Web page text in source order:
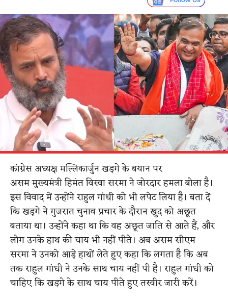
कांग्रेस अध्यक्ष मल्लिकार्जुन खड़गे के बयान पर
असम मुख्यमंत्री हिमंत विस्वा सरमा ने जोरदार हमला बोला है।
इस विवाद में उन्होंने राहुल गांधी को भी लपेट लिया है। बता दें
कि खड़गे ने गुजरात चुनाव प्रचार के दौरान खुद को अछूत
बताया था। उन्होंने कहा था कि वह अछूत जाति से आते हैं, और
लोग उनके हाथ की चाय भी नहीं पीते। अब असम सीएम
सरमा ने उनको आड़े हाथों लेते हुए कहा कि लगता है कि अब
तक राहुल गांधी ने उनके साथ चाय नहीं पी है। राहुल गांधी को
चाहिए कि खड़गे के साथ चाय पीते हुए तस्वीर जारी करें।